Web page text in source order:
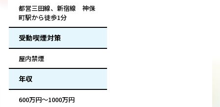
都営三田線、新宿線 神保
町駅から徒歩1分
受動喫煙対策
屋内禁煙
年収
600万円～1000万円